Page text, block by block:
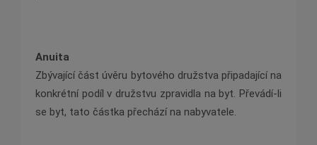
Anuita
Zbývající část úvěru bytového družstva připadající na
konkrétní podíl v družstvu zpravidla na byt. Převádí-li
se byt, tato částka přechází na nabyvatele.